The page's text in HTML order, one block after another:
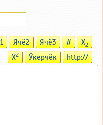
Ячӗ2 Ячӗ3 # X2
X2 Ӳкерчӗк http://